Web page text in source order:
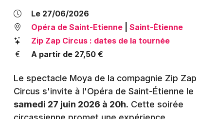
Activité & Expérience
Manifestations
Foires & salons
Spectacles
Concerts
Marseille
Mulhouse
Nantes
Nice
Le 27/06/2026
Opéra de Saint-Etienne
Saint-Étienne
Zip Zap Circus : dates de la tournée
A partir de 27,50 €
Le spectacle Moya de la compagnie Zip Zap
Circus s'invite à l'Opéra de Saint-Étienne le
samedi 27 juin 2026 à 20h. Cette soirée